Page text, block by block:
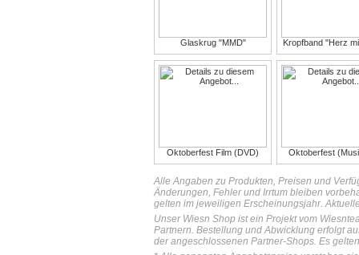
Glaskrug "MMD" Kropfband "Herz
Oktoberfest Film (DVD) Oktoberfest
Alle Angaben zu Produkten, Preisen und
Änderungen, Fehler und Irrtum bleiben
gelten im jeweiligen Erscheinungsjahr.
Unser Wiesn Shop ist ein Projekt vom
Partnern. Bestellung und Abwicklung erfolgt
der angeschlossenen Partner-Shops. Es